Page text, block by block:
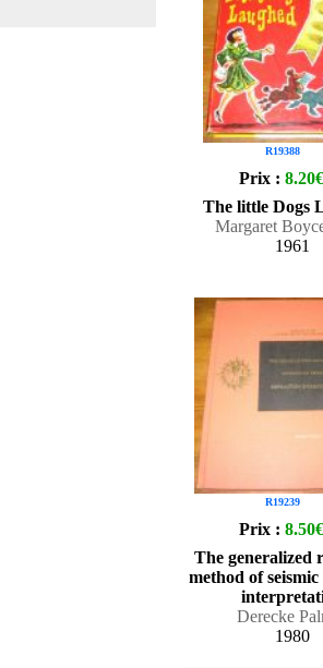
R19388
Prix : 8.20€
The little Dogs
Margaret
1961
R19239
Prix : 8.50€
The generalized
method of
Derecke
1980